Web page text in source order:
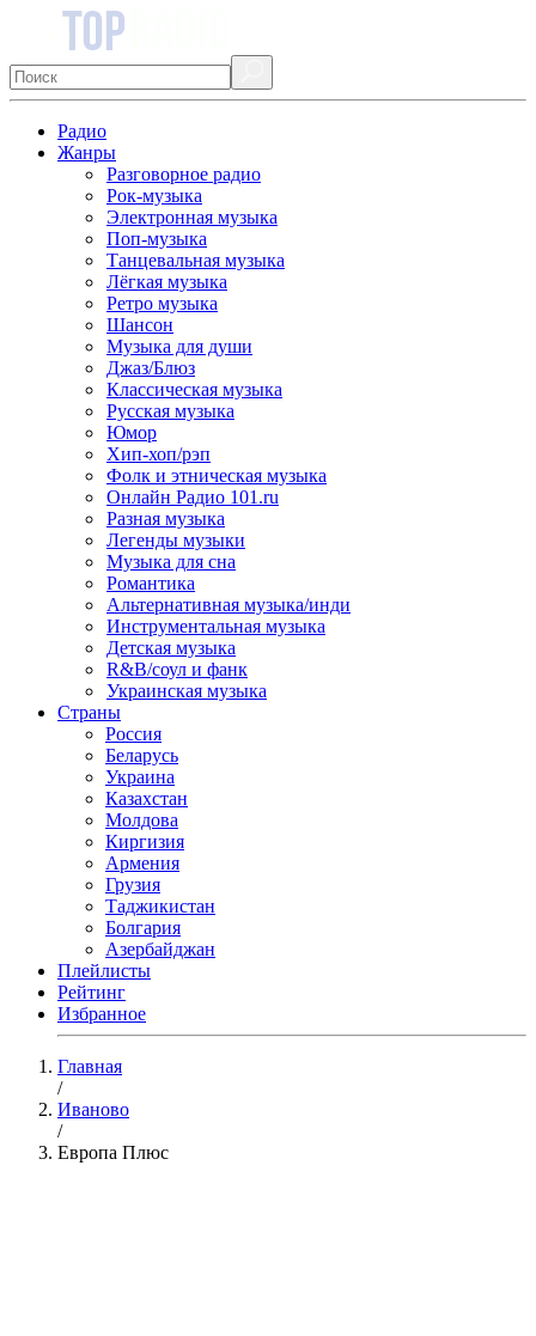
Радио
Жанры
Разговорное радио
Рок-музыка
Электронная музыка
Поп-музыка
Танцевальная музыка
Лёгкая музыка
Ретро музыка
Шансон
Музыка для души
Джаз/Блюз
Классическая музыка
Русская музыка
Юмор
Хип-хоп/рэп
Фолк и этническая музыка
Онлайн Радио 101.ru
Разная музыка
Легенды музыки
Музыка для сна
Романтика
Альтернативная музыка/инди
Инструментальная музыка
Детская музыка
R&B/cоул и фанк
Украинская музыка
Страны
Россия
Беларусь
Украина
Казахстан
Молдова
Киргизия
Армения
Грузия
Таджикистан
Болгария
Азербайджан
Плейлисты
Рейтинг
Избранное
Главная
/
Иваново
/
Европа Плюс